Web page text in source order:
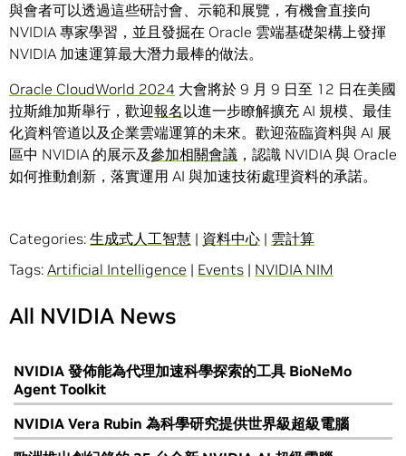
與會者可以透過這些研討會、示範和展覽，有機會直接向
NVIDIA 專家學習，並且發掘在 Oracle 雲端基礎架構上發揮
NVIDIA 加速運算最大潛力最棒的做法。
Oracle CloudWorld 2024 大會將於 9 月 9 日至 12 日在美國
拉斯維加斯舉行，歡迎報名以進一步瞭解擴充 AI 規模、最佳
化資料管道以及企業雲端運算的未來。歡迎蒞臨資料與 AI 展
區中 NVIDIA 的展示及參加相關會議 ，認識 NVIDIA 與 Oracle
如何推動創新，落實運用 AI 與加速技術處理資料的承諾。
Categories: 生成式人工智慧 | 資料中心 | 雲計算
Tags: Artificial Intelligence | Events | NVIDIA NIM
All NVIDIA News
NVIDIA 發佈能為代理加速科學探索的工具 BioNeMo
Agent Toolkit
NVIDIA Vera Rubin 為科學研究提供世界級超級電腦